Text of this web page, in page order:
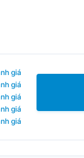
giá
giá
giá
giá
giá